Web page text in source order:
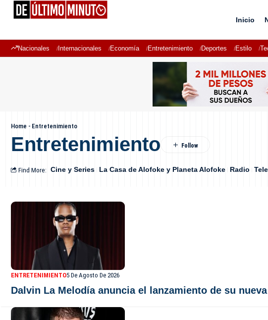
Inicio
Nacionales Internacionales Economía Entretenimiento Deportes Estilo
Home - Entretenimiento
Entretenimiento
Find More: Cine y Series La Casa de Alofoke y Planeta Alofoke Radio
ENTRETENIMIENTO5 De Agosto De 2026
Dalvin La Melodía anuncia el lanzamiento de su